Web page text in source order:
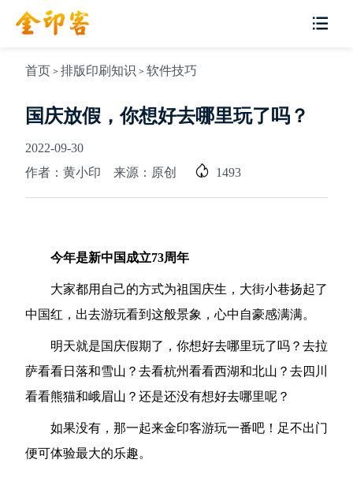
首页 > 排版印刷知识 > 软件技巧
国庆放假，你想好去哪里玩了吗？
2022-09-30
作者：黄小印 来源：原创
1493
今年是新中国成立73周年
大家都用自己的方式为祖国庆生，大街小巷扬起了
中国红，出去游玩看到这般景象，心中自豪感满满。
明天就是国庆假期了，你想好去哪里玩了吗？去拉
萨看看日落和雪山？去看杭州看看西湖和北山？去四川
看看熊猫和峨眉山？还是还没有想好去哪里呢？
如果没有，那一起来金印客游玩一番吧！足不出门
便可体验最大的乐趣。